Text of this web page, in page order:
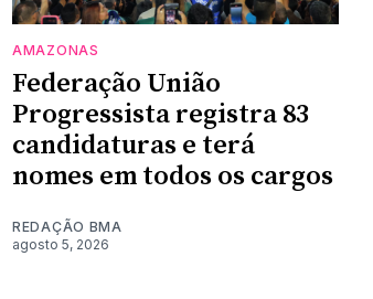
AMAZONAS
Federação União
Progressista registra 83
candidaturas e terá
nomes em todos os cargos
REDAÇÃO BMA
agosto 5, 2026